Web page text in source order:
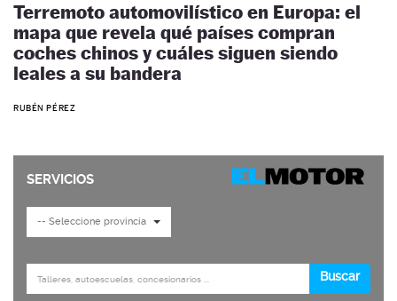
Terremoto automovilístico en Europa: el
mapa que revela qué países compran
coches chinos y cuáles siguen siendo
leales a su bandera
RUBÉN PÉREZ